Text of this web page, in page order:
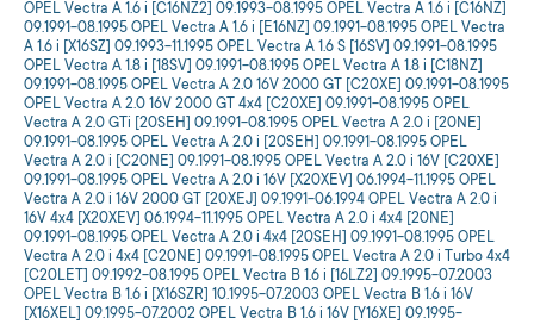
OPEL Vectra A 1.6 i [C16NZ2] 09.1993-08.1995 OPEL Vectra A 1.6 i [C16NZ]
09.1991-08.1995 OPEL Vectra A 1.6 i [E16NZ] 09.1991-08.1995 OPEL Vectra
A 1.6 i [X16SZ] 09.1993-11.1995 OPEL Vectra A 1.6 S [16SV] 09.1991-08.1995
OPEL Vectra A 1.8 i [18SV] 09.1991-08.1995 OPEL Vectra A 1.8 i [C18NZ]
09.1991-08.1995 OPEL Vectra A 2.0 16V 2000 GT [C20XE] 09.1991-08.1995
OPEL Vectra A 2.0 16V 2000 GT 4x4 [C20XE] 09.1991-08.1995 OPEL
Vectra A 2.0 GTi [20SEH] 09.1991-08.1995 OPEL Vectra A 2.0 i [20NE]
09.1991-08.1995 OPEL Vectra A 2.0 i [20SEH] 09.1991-08.1995 OPEL
Vectra A 2.0 i [C20NE] 09.1991-08.1995 OPEL Vectra A 2.0 i 16V [C20XE]
09.1991-08.1995 OPEL Vectra A 2.0 i 16V [X20XEV] 06.1994-11.1995 OPEL
Vectra A 2.0 i 16V 2000 GT [20XEJ] 09.1991-06.1994 OPEL Vectra A 2.0 i
16V 4x4 [X20XEV] 06.1994-11.1995 OPEL Vectra A 2.0 i 4x4 [20NE]
09.1991-08.1995 OPEL Vectra A 2.0 i 4x4 [20SEH] 09.1991-08.1995 OPEL
Vectra A 2.0 i 4x4 [C20NE] 09.1991-08.1995 OPEL Vectra A 2.0 i Turbo 4x4
[C20LET] 09.1992-08.1995 OPEL Vectra B 1.6 i [16LZ2] 09.1995-07.2003
OPEL Vectra B 1.6 i [X16SZR] 10.1995-07.2003 OPEL Vectra B 1.6 i 16V
[X16XEL] 09.1995-07.2002 OPEL Vectra B 1.6 i 16V [Y16XE] 09.1995-